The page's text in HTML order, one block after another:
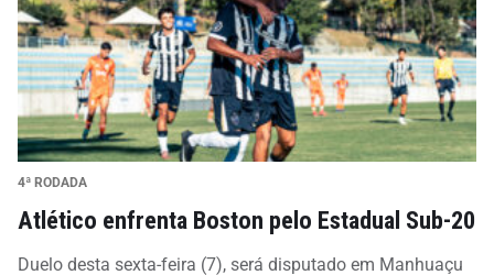
4ª RODADA
Atlético enfrenta Boston pelo Estadual Sub-20
Duelo desta sexta-feira (7), será disputado em Manhuaçu